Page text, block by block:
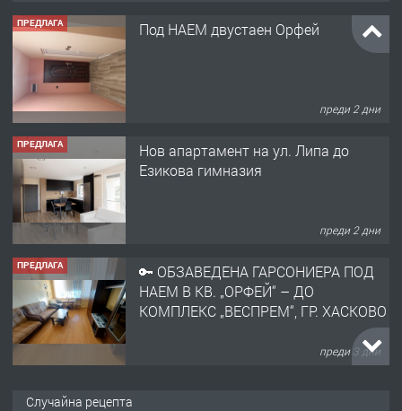
ПРЕДЛАГА Под НАЕМ двустаен Орфей
преди 2 дни
ПРЕДЛАГА
Нов апартамент на ул. Липа до
Езикова гимназия
преди 2 дни
ПРЕДЛАГА
🔑 ОБЗАВЕДЕНА ГАРСОНИЕРА ПОД
НАЕМ В КВ. „ОРФЕЙ“ – ДО
КОМПЛЕКС „ВЕСПРЕМ“, ГР. ХАСКОВО
преди 3 дни
Случайна рецепта